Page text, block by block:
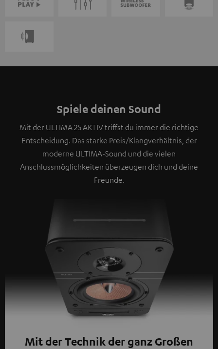
Spiele deinen Sound
Mit der ULTIMA 25 AKTIV triffst du immer die richtige
Entscheidung. Das starke Preis/Klangverhältnis, der
moderne ULTIMA-Sound und die vielen
Anschlussmöglichkeiten überzeugen dich und deine
Freunde.
Mit der Technik der ganz Großen